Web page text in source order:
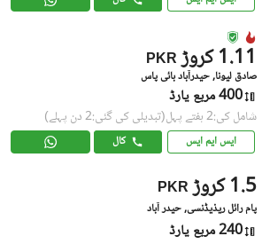
PKR 1.11 کروڑ
صادق لیونا, حیدرآباد بائی پاس
400 مربع یارڈ
شامل کی:2 ہفتے پہل (تبدیلی کی گئی:2 دن پہلے)
ایس ایم ایس کال
PKR 1.5 کروڑ
پام رائل ریذیڈنسی, حیدر آباد
240 مربع یارڈ